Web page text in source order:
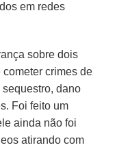
em redes
sobre dois
crimes de
dano
Foi feito um
ainda não foi
atirando com